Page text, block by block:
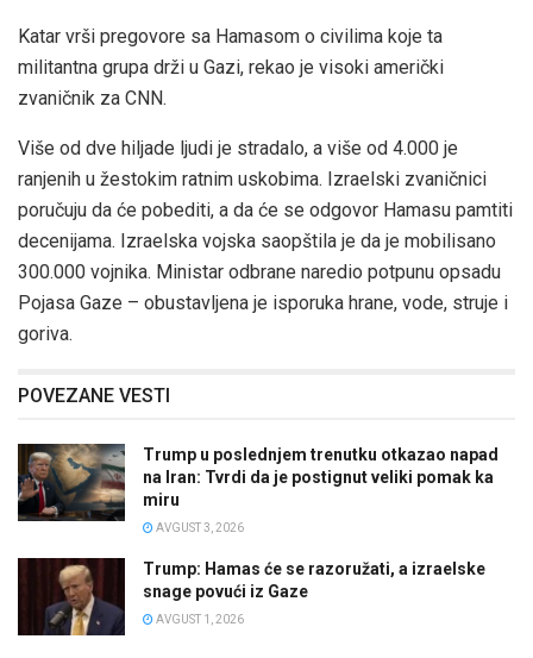
Katar vrši pregovore sa Hamasom o civilima koje ta
militantna grupa drži u Gazi, rekao je visoki američki
zvaničnik za CNN.
Više od dve hiljade ljudi je stradalo, a više od 4.000 je
ranjenih u žestokim ratnim uskobima. Izraelski zvaničnici
poručuju da će pobediti, a da će se odgovor Hamasu pamtiti
decenijama. Izraelska vojska saopštila je da je mobilisano
300.000 vojnika. Ministar odbrane naredio potpunu opsadu
Pojasa Gaze – obustavljena je isporuka hrane, vode, struje i
goriva.
POVEZANE VESTI
Trump u poslednjem trenutku otkazao napad
na Iran: Tvrdi da je postignut veliki pomak ka
miru
AVGUST 3, 2026
Trump: Hamas će se razoružati, a izraelske
snage povući iz Gaze
AVGUST 1, 2026